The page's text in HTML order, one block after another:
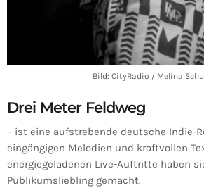
Bild: CityRadio / Melina
Drei Meter Feldweg
– ist eine aufstrebende deutsche Indie-
eingängigen Melodien und kraftvollen
energiegeladenen Live-Auftritte haben
Publikumsliebling gemacht.